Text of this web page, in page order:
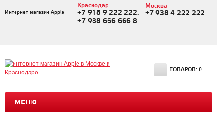
Интернет магазин Apple
Краснодар
+7 918 9 222 222,
+7 988 666 666 8
Москва
+7 938 4 222 222
МЕНЮ
ТОВАРОВ: 0